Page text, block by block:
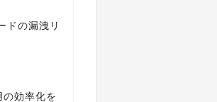
ドの漏洩リ
効率化を